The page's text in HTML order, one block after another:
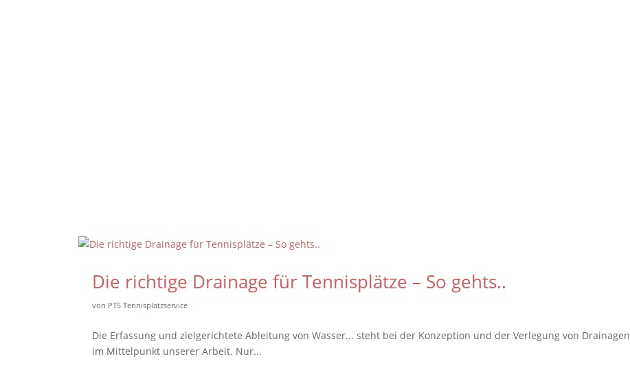
Die richtige Drainage für Tennisplätze – So gehts..
von PTS Tennisplatzservice
Die Erfassung und zielgerichtete Ableitung von Wasser... steht bei der Konzeption und der Verlegung von Drainagen
im Mittelpunkt unserer Arbeit. Nur...